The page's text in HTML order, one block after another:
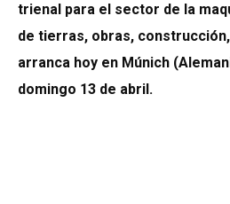
trienal para el sector de la
de tierras, obras,
arranca hoy en Múnich
domingo 13 de abril.